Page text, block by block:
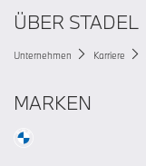
ÜBER STADEL
Unternehmen Karriere
MARKEN